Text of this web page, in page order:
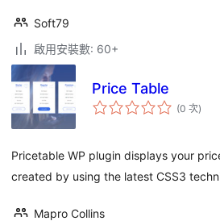
Soft79
啟用安裝數: 60+
Price Table
(0 次評
分)
Pricetable WP plugin displays your
created by using the latest CSS3
Mapro Collins